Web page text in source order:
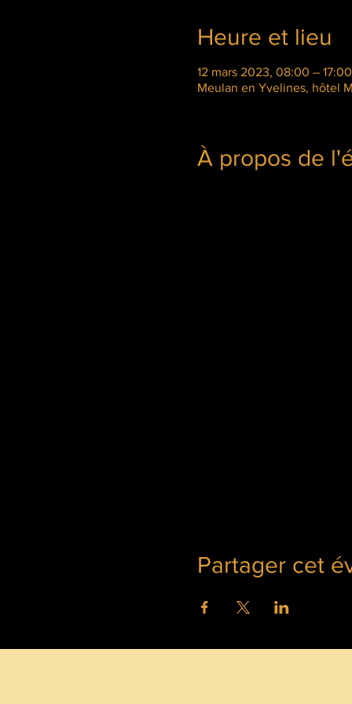
Heure et lieu
12 mars 2023, 08:00 – 17:00
Meulan en Yvelines, hôtel
À propos de
Partager cet